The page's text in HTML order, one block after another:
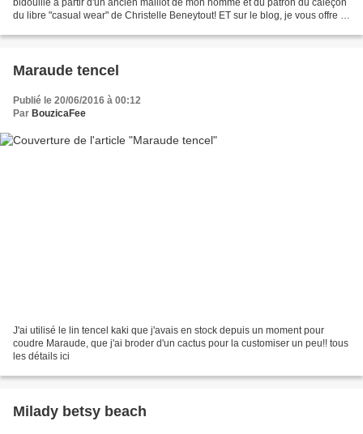
bidouillé à partir d'un ancien maillot de mon homme et du patron du caleçon
du libre "casual wear" de Christelle Beneytout! ET sur le blog, je vous offre le
Maraude tencel
Publié le 20/06/2016 à 00:12
Par BouzicaFee
J'ai utilisé le lin tencel kaki que j'avais en stock depuis un moment pour
coudre Maraude, que j'ai broder d'un cactus pour la customiser un peu!! tous
les détails ici
Milady betsy beach